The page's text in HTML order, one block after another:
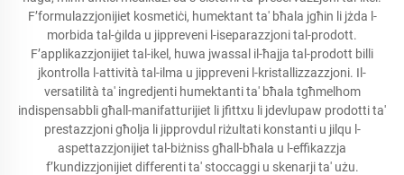
F’formulazzjonijiet kosmetiċi, humektant ta' bħala jgħin li jżda l-
morbida tal-ġilda u jippreveni l-iseparazzjoni tal-prodott.
F’applikazzjonijiet tal-ikel, huwa jwassal il-ħajja tal-prodott billi
jkontrolla l-attività tal-ilma u jippreveni l-kristallizzazzjoni. Il-
versatilità ta' ingredjenti humektanti ta' bħala tgħmelhom
indispensabbli għall-manifatturijiet li jfittxu li jdevlupaw prodotti ta'
prestazzjoni għolja li jipprovdul riżultati konstanti u jilqu l-
aspettazzjonijiet tal-biżniss għall-bħala u l-effikazzja
f’kundizzjonijiet differenti ta' stoccaggi u skenarji ta' użu.